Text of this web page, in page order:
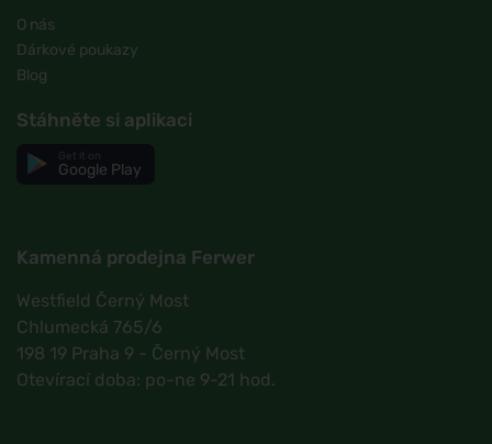
O nás
Dárkové poukazy
Blog
Stáhněte si aplikaci
Google Play
Kamenná prodejna Ferwer
Westfield Černý Most
Chlumecká 765/6
198 19 Praha 9 - Černý Most
Otevírací doba: po-ne 9-21 hod.